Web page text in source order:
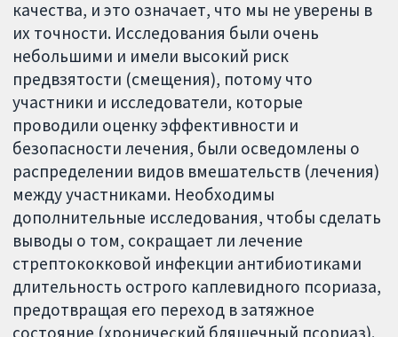
качества, и это означает, что мы не уверены в
их точности. Исследования были очень
небольшими и имели высокий риск
предвзятости (смещения), потому что
участники и исследователи, которые
проводили оценку эффективности и
безопасности лечения, были осведомлены о
распределении видов вмешательств (лечения)
между участниками. Необходимы
дополнительные исследования, чтобы сделать
выводы о том, сокращает ли лечение
стрептококковой инфекции антибиотиками
длительность острого каплевидного псориаза,
предотвращая его переход в затяжное
состояние (хронический бляшечный псориаз).